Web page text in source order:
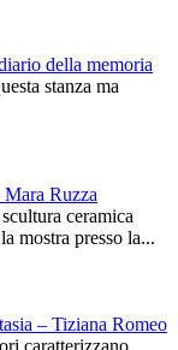
della memoria
stanza ma
Ruzza
ceramica
mostra presso la...
– Tiziana Romeo
caratterizzano